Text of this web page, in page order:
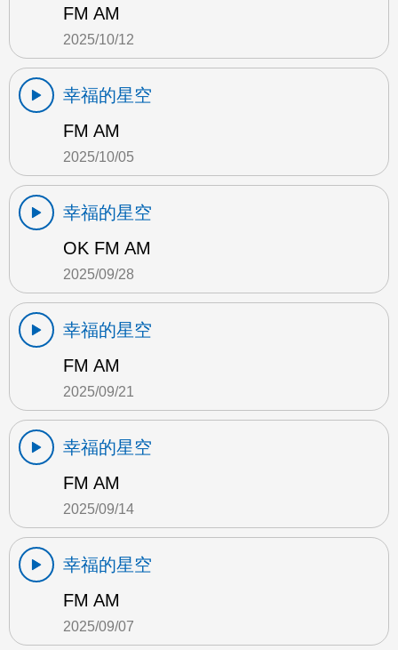
FM AM
2025/10/12
幸福的星空
FM AM
2025/10/05
幸福的星空
OK FM AM
2025/09/28
幸福的星空
FM AM
2025/09/21
幸福的星空
FM AM
2025/09/14
幸福的星空
FM AM
2025/09/07